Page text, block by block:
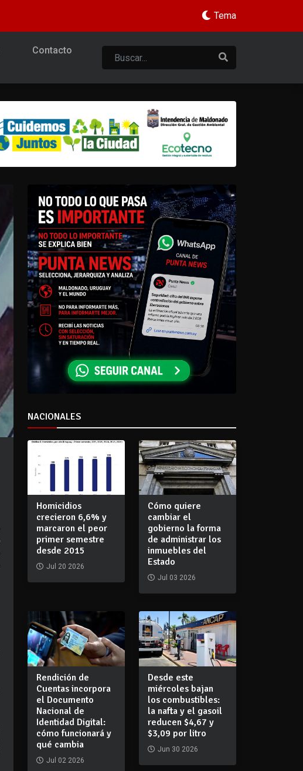
Tema
Contacto
NACIONALES
Homicidios
crecieron 6,6% y
marcaron el peor
primer semestre
desde 2015
Jul 20 2026
Cómo quiere
cambiar el
gobierno la forma
de administrar los
inmuebles del
Estado
Jul 03 2026
Rendición de
Cuentas incorpora
el Documento
Nacional de
Identidad Digital:
cómo funcionará y
qué cambia
Jul 02 2026
Desde este
miércoles bajan
los combustibles:
la nafta y el gasoil
reducen $4,67 y
$3,09 por litro
Jun 30 2026